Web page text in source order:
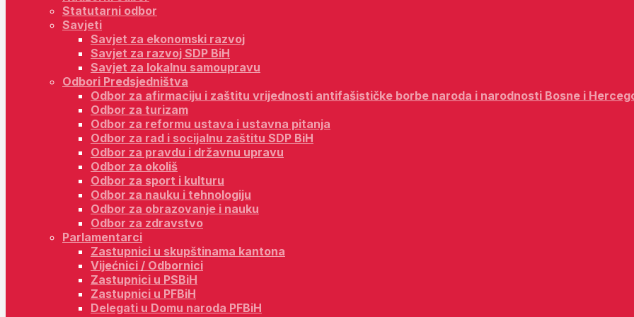
Statutarni odbor
Savjeti
Savjet za ekonomski razvoj
Savjet za razvoj SDP BiH
Savjet za lokalnu samoupravu
Odbori Predsjedništva
Odbor za afirmaciju i zaštitu vrijednosti antifašističke borbe naroda i narodnosti Bosne i
Odbor za turizam
Odbor za reformu ustava i ustavna pitanja
Odbor za rad i socijalnu zaštitu SDP BiH
Odbor za pravdu i državnu upravu
Odbor za okoliš
Odbor za sport i kulturu
Odbor za nauku i tehnologiju
Odbor za obrazovanje i nauku
Odbor za zdravstvo
Parlamentarci
Zastupnici u skupštinama kantona
Vijećnici / Odbornici
Zastupnici u PSBiH
Zastupnici u PFBiH
Delegati u Domu naroda PFBiH